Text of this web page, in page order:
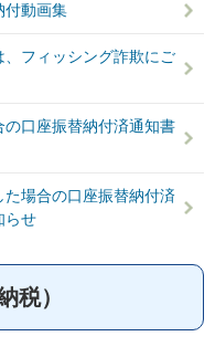
付動画集
フィッシング詐欺にご
口座振替納付済通知書
場合の口座振替納付済
らせ
税）